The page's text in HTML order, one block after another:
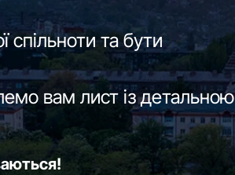
та бути
вам лист із детальною